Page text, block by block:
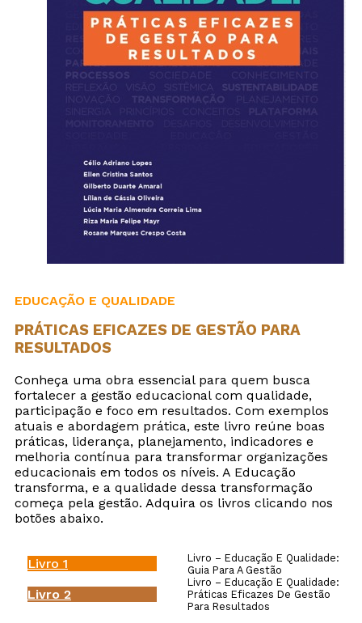
EDUCAÇÃO E QUALIDADE
PRÁTICAS EFICAZES DE GESTÃO PARA
RESULTADOS
Conheça uma obra essencial para quem busca
fortalecer a gestão educacional com qualidade,
participação e foco em resultados. Com exemplos
atuais e abordagem prática, este livro reúne boas
práticas, liderança, planejamento, indicadores e
melhoria contínua para transformar organizações
educacionais em todos os níveis. A Educação
transforma, e a qualidade dessa transformação
começa pela gestão. Adquira os livros clicando nos
botões abaixo.
Livro 1
Livro – Educação E Qualidade:
Guia Para A Gestão
Livro 2
Livro – Educação E Qualidade:
Práticas Eficazes De Gestão
Para Resultados